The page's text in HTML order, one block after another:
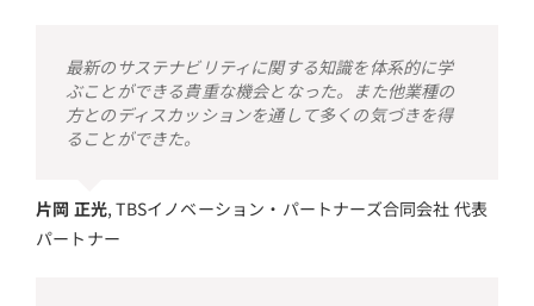
最新のサステナビリティに関する知識を体系的に学
ぶことができる貴重な機会となった。また他業種の
方とのディスカッションを通して多くの気づきを得
ることができた。
片岡 正光,TBSイノベーション・パートナーズ合同会社 代表
パートナー